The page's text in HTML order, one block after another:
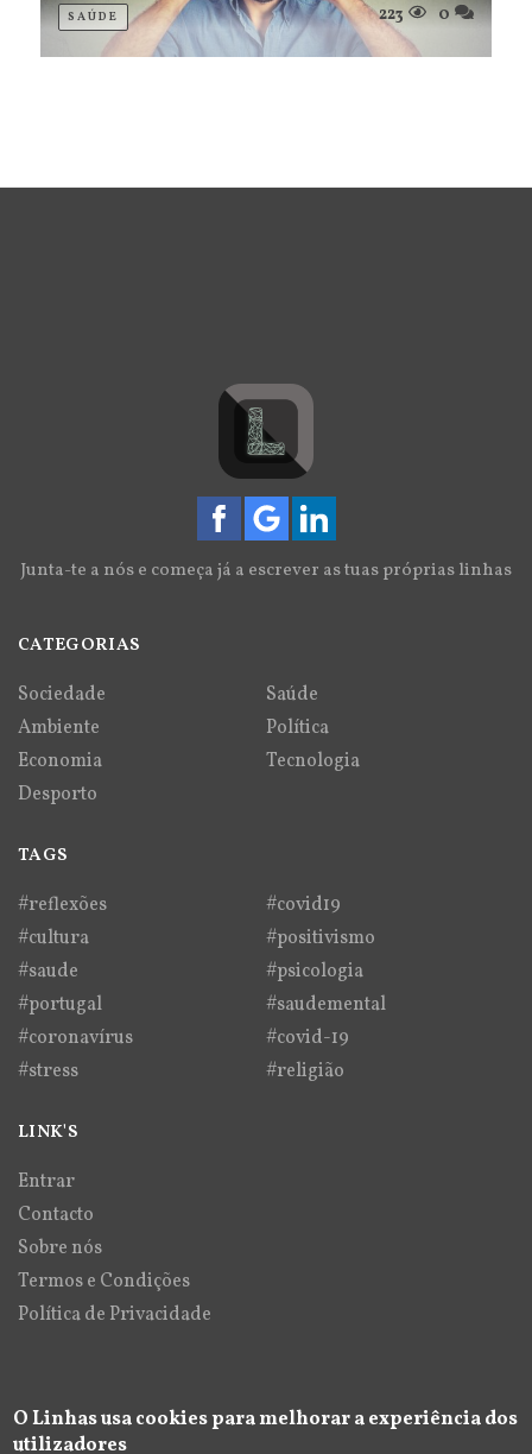
SAÚDE 223 0
Junta-te a nós e começa já a escrever as tuas próprias linhas
CATEGORIAS
Sociedade
Saúde
Ambiente
Política
Economia
Tecnologia
Desporto
TAGS
#reflexões
#covid19
#cultura
#positivismo
#saude
#psicologia
#portugal
#saudemental
#coronavírus
#covid-19
#stress
#religião
LINK'S
Entrar
Contacto
Sobre nós
Termos e Condições
Política de Privacidade
O Linhas usa cookies para melhorar a experiência dos
utilizadores